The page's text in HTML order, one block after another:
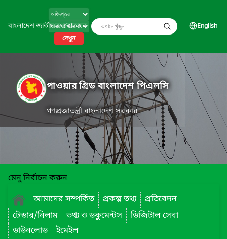
বাংলাদেশ জাতীয় তথ্য বাতায়ন
দেখুন
English
পাওয়ার গ্রিড বাংলাদেশ পিএলসি
গণপ্রজাতন্ত্রী বাংলাদেশ সরকার
মেনু নির্বাচন করুন
আমাদের সম্পর্কিত
প্রকল্প তথ্য
প্রতিবেদন
টেন্ডার/নিলাম
তথ্য ও ডকুমেন্টস
ডিজিটাল সেবা
ডাউনলোড
ইমেইল